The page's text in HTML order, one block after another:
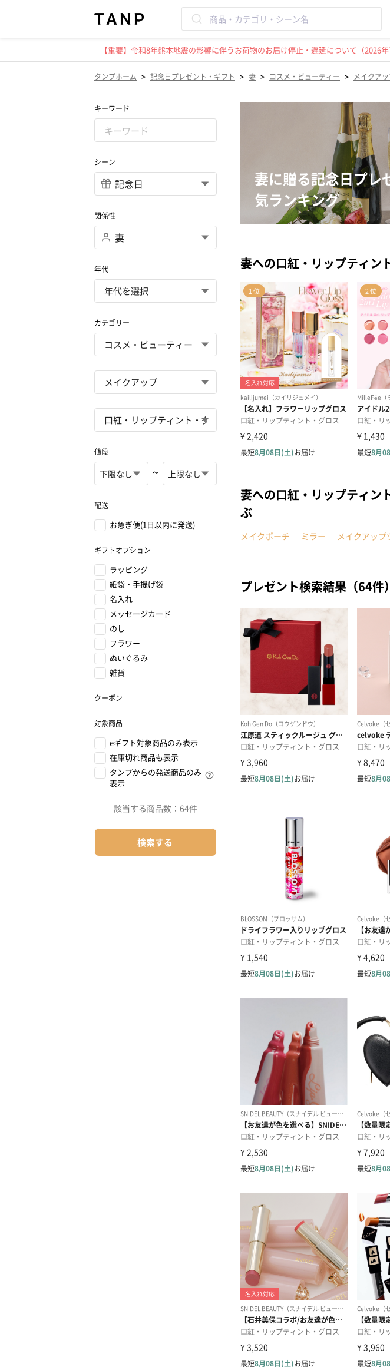
【重要】令和8年熊本地震の影響に伴うお荷物のお届け停止・遅延について（2026年
タンプホーム > 記念日プレゼント・ギフト > 妻 > コスメ・ビューティー > メイクア
キーワード
シーン
関係性
年代
カテゴリー
値段
~
配送
お急ぎ便(1日以内に発送)
ギフトオプション
ラッピング
紙袋・手提げ袋
名入れ
メッセージカード
のし
フラワー
ぬいぐるみ
雑貨
クーポン
対象商品
eギフト対象商品のみ表示
在庫切れ商品も表示
タンプからの発送商品のみ
表示
該当する商品数： 64件
検索する
妻に贈る記念日プレ
気ランキング
妻への口紅・リップティン
妻への口紅・リップティン
ぶ
メイクポーチ ミラー メイクアップ
プレゼント検索結果（64件）